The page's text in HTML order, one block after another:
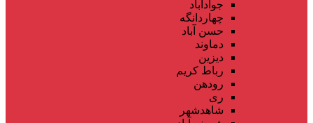
جوادآباد
چهاردانگه
حسن آباد
دماوند
دیزین
رباط کریم
رودهن
ری
شاهدشهر